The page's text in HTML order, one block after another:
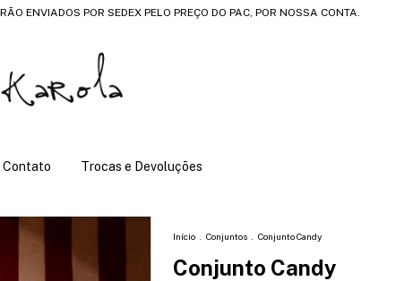
ENVIADOS POR SEDEX PELO PREÇO DO PAC, POR NOSSA CONTA.
Contato Trocas e Devoluções
Início Conjuntos Conjunto Candy
Conjunto Candy